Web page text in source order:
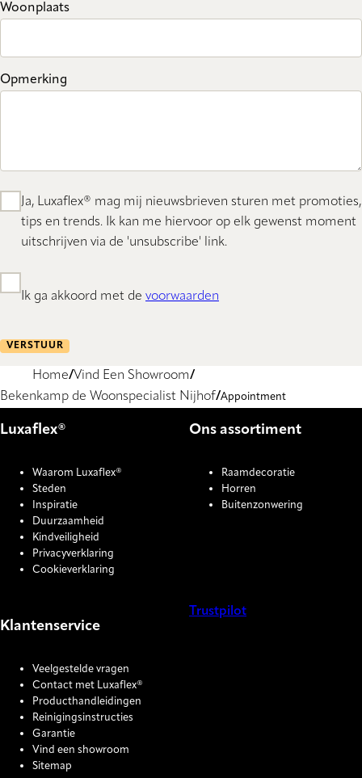
Woonplaats
Opmerking
Ja, Luxaflex® mag mij nieuwsbrieven sturen met promoties,
tips en trends. Ik kan me hiervoor op elk gewenst moment
uitschrijven via de 'unsubscribe' link.
Ik ga akkoord met de voorwaarden
VERSTUUR
Home Vind Een Showroom
Bekenkamp de Woonspecialist Nijhof Appointment
Luxaflex®
Waarom Luxaflex®
Steden
Inspiratie
Duurzaamheid
Kindveiligheid
Privacyverklaring
Cookieverklaring
Ons assortiment
Raamdecoratie
Horren
Buitenzonwering
Klantenservice
Veelgestelde vragen
Contact met Luxaflex®
Producthandleidingen
Reinigingsinstructies
Garantie
Vind een showroom
Sitemap
Trustpilot